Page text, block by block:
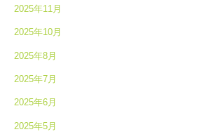
2025年11月
2025年10月
2025年8月
2025年7月
2025年6月
2025年5月